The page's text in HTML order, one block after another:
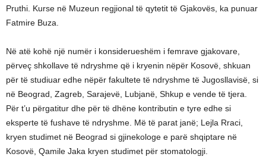
Pruthi. Kurse në Muzeun regjional të qytetit të Gjakovës, ka punuar
Fatmire Buza.
Në atë kohë një numër i konsiderueshëm i femrave gjakovare,
përveç shkollave të ndryshme që i kryenin nëpër Kosovë, shkuan
për të studiuar edhe nëpër fakultete të ndryshme të Jugosllavisë, si
në Beograd, Zagreb, Sarajevë, Lubjanë, Shkup e vende të tjera.
Për t’u përgatitur dhe për të dhëne kontributin e tyre edhe si
eksperte të fushave të ndryshme. Më të parat janë; Lejla Rraci,
kryen studimet në Beograd si gjinekologe e parë shqiptare në
Kosovë, Qamile Jaka kryen studimet për stomatologji.